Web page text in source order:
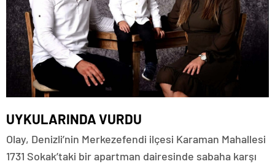
UYKULARINDA VURDU
Olay, Denizli’nin Merkezefendi ilçesi Karaman Mahallesi
1731 Sokak’taki bir apartman dairesinde sabaha karşı